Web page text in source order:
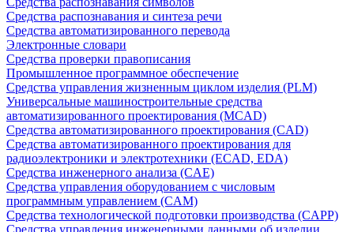
Средства распознавания и синтеза речи
Средства автоматизированного перевода
Электронные словари
Средства проверки правописания
Промышленное программное обеспечение
Средства управления жизненным циклом изделия (PLM)
Универсальные машиностроительные средства
автоматизированного проектирования (MCAD)
Средства автоматизированного проектирования (CAD)
Средства автоматизированного проектирования для
радиоэлектроники и электротехники (ECAD, EDA)
Средства инженерного анализа (CAE)
Средства управления оборудованием с числовым
программным управлением (CAM)
Средства технологической подготовки производства (CAPP)
Средства управления инженерными данными об изделии